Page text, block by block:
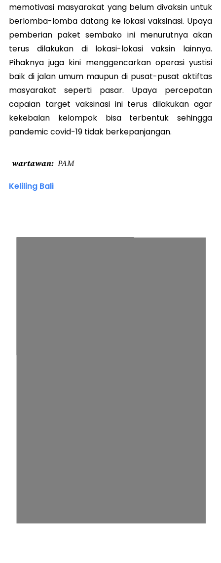
memotivasi masyarakat yang belum divaksin untuk
berlomba-lomba datang ke lokasi vaksinasi. Upaya
pemberian paket sembako ini menurutnya akan
terus dilakukan di lokasi-lokasi vaksin lainnya.
Pihaknya juga kini menggencarkan operasi yustisi
baik di jalan umum maupun di pusat-pusat aktiftas
masyarakat seperti pasar. Upaya percepatan
capaian target vaksinasi ini terus dilakukan agar
kekebalan kelompok bisa terbentuk sehingga
pandemic covid-19 tidak berkepanjangan.
wartawan PAM
Keliling Bali